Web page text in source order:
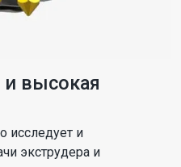
высокая
исследует и
экструдера и